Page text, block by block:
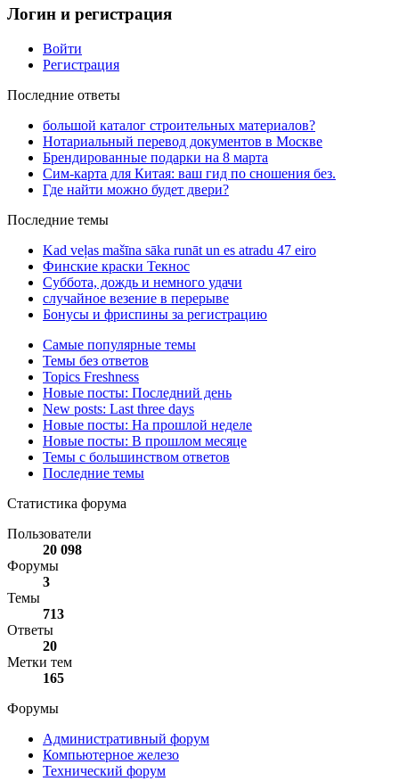
Логин и регистрация
Войти
Регистрация
Последние ответы
большой каталог строительных материалов?
Нотариальный перевод документов в Москве
Брендированные подарки на 8 марта
Сим-карта для Китая: ваш гид по сношения без.
Где найти можно будет двери?
Последние темы
Kad veļas mašīna sāka runāt un es atradu 47 eiro
Финские краски Текнос
Суббота, дождь и немного удачи
случайное везение в перерыве
Бонусы и фриспины за регистрацию
Самые популярные темы
Темы без ответов
Topics Freshness
Новые посты: Последний день
New posts: Last three days
Новые посты: На прошлой неделе
Новые посты: В прошлом месяце
Темы с большинством ответов
Последние темы
Статистика форума
Пользователи
20 098
Форумы
3
Темы
713
Ответы
20
Метки тем
165
Форумы
Административный форум
Компьютерное железо
Технический форум